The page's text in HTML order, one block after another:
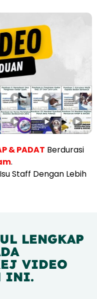
& PADAT Berdurasi
.
Staff Dengan Lebih
LENGKAP
VIDEO
INI.